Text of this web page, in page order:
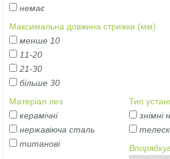
немає
Максимальна довжина стрижки (мм)
менше 10
11-20
21-30
більше 30
Матеріал лез
керамічні
нержавіюча сталь
титанові
Тип
знімні